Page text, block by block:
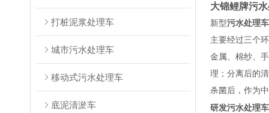
打桩泥浆处理车
城市污水处理车
移动式污水处理车
底泥清淤车
大锦鲤牌污
新型污水处理
主要经过三个
金属、棉纱、
理；分离后的
杀菌后，作为
研发污水处理